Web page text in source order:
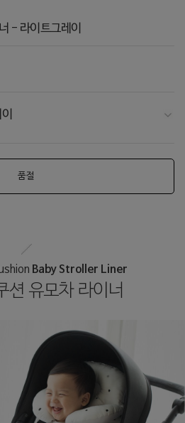
- 라이트그레이
품절
Baby Stroller Liner
션 유모차 라이너